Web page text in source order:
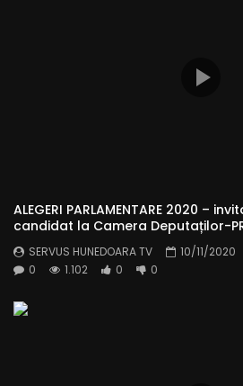
ALEGERI PARLAMENTARE 2020 –
candidat la Camera Deputaților-
SERVUS HUNEDOARA TV
10/11/2020
0
1.102 0 0